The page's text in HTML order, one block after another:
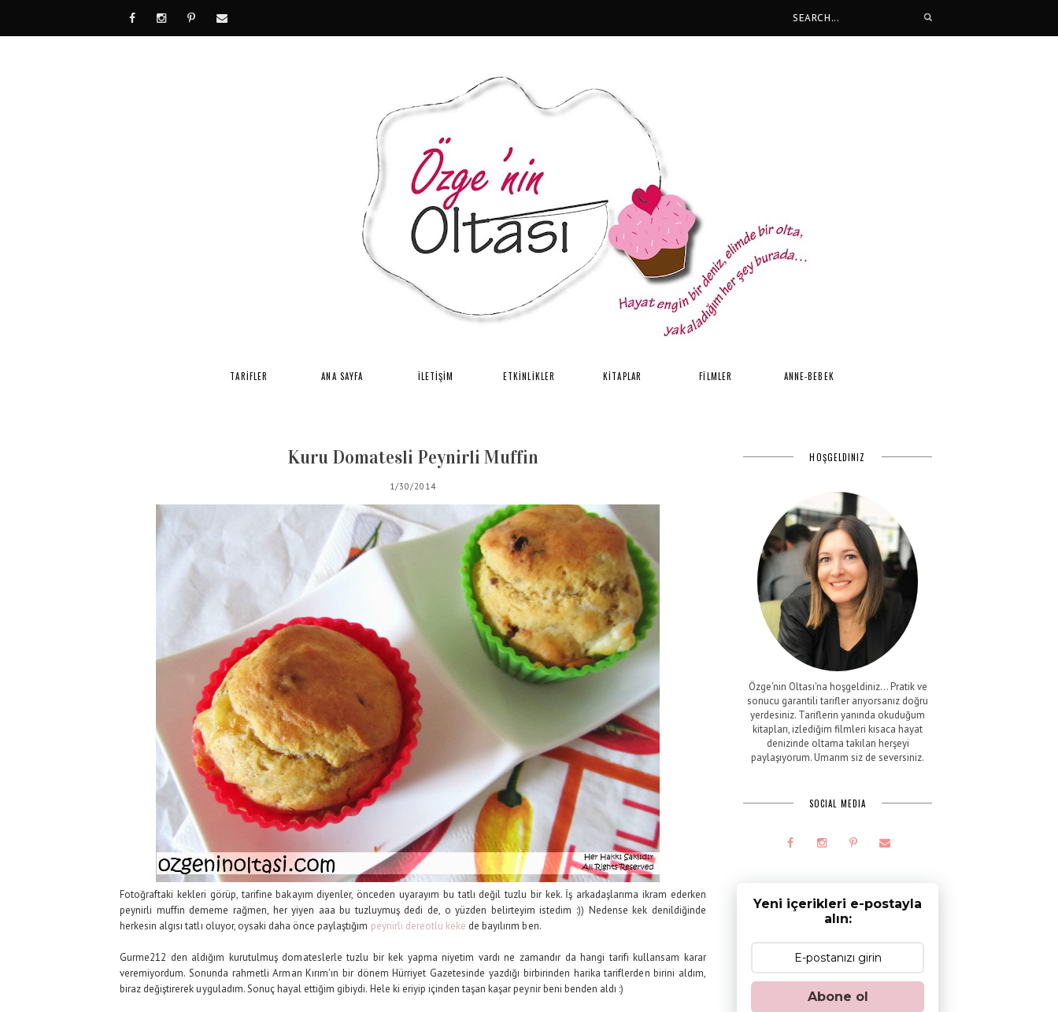
TARİFLER ANA SAYFA İLETİŞİM ETKİNLİKLER KİTAPLAR FİLMLER ANNE-BEBEK
Kuru Domatesli Peynirli Muffin
1/30/2014
Fotoğraftaki kekleri görüp, tarifine bakayım diyenler, önceden uyarayım bu tatlı değil tuzlu bir kek. İş arkadaşlarıma ikram ederken
peynirli muffin dememe rağmen, her yiyen aaa bu tuzluymuş dedi de, o yüzden belirteyim istedim :)) Nedense kek denildiğinde
herkesin algısı tatlı oluyor, oysaki daha önce paylaştığım peynirli dereotlu keke de bayılırım ben.
Gurme212 den aldığım kurutulmuş domateslerle tuzlu bir kek yapma niyetim vardı ne zamandır da hangi tarifi kullansam karar
veremiyordum. Sonunda rahmetli Arman Kırım'ın bir dönem Hürriyet Gazetesinde yazdığı birbirinden harika tariflerden birini aldım,
biraz değiştirerek uyguladım. Sonuç hayal ettiğim gibiydi. Hele ki eriyip içinden taşan kaşar peynir beni benden aldı :)
HOŞGELDINIZ
Özge'nin Oltası'na hoşgeldiniz... Pratik ve
sonucu garantili tarifler arıyorsanız doğru
yerdesiniz. Tariflerin yanında okuduğum
kitapları, izlediğim filmleri kısaca hayat
denizinde oltama takılan herşeyi
paylaşıyorum. Umarım siz de seversiniz.
SOCIAL MEDIA
Yeni içerikleri e-postayla
alın:
Abone ol